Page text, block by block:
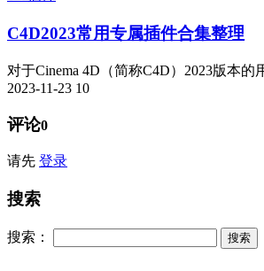
C4D2023常用专属插件合集整理
对于Cinema 4D（简称C4D）2023版本
2023-11-23 10
评论0
请先 登录
搜索
搜索：